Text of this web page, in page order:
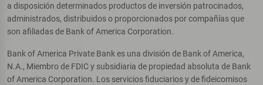
a disposición determinados productos de inversión patrocinados,
administrados, distribuidos o proporcionados por compañías que
son afiliadas de Bank of America Corporation.
Bank of America Private Bank es una división de Bank of America,
N.A., Miembro de FDIC y subsidiaria de propiedad absoluta de Bank
of America Corporation. Los servicios fiduciarios y de fideicomisos